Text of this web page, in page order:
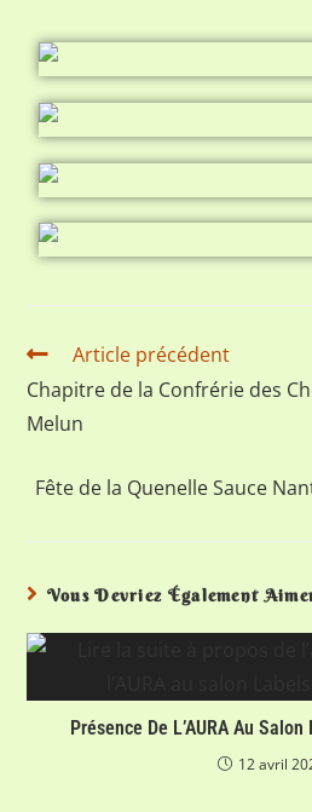
Article précédent
Chapitre de la Confrérie des
Melun
Fête de la Quenelle Sauce
Vous Devriez Également
Présence De L’AURA Au
12 avril